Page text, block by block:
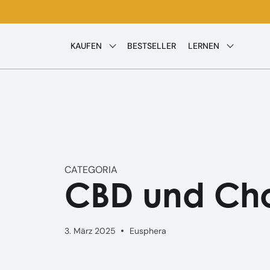
zum
KAUFEN BESTSELLER LERNEN
CATEGORIA
CBD und
3. März 2025 Eusphera